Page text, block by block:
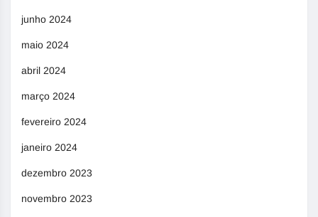
junho 2024
maio 2024
abril 2024
março 2024
fevereiro 2024
janeiro 2024
dezembro 2023
novembro 2023